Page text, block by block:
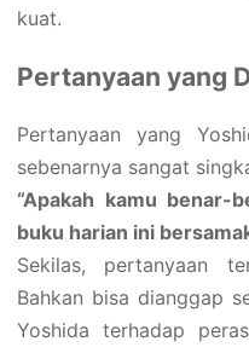
kuat.
Pertanyaan yang
Pertanyaan yang
sebenarnya sangat
“Apakah kamu benar-
buku harian ini
Sekilas, pertanyaan
Bahkan bisa dianggap
Yoshida terhadap